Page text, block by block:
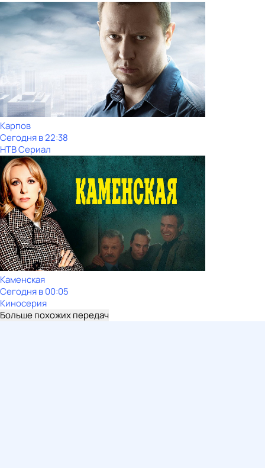
Карпов
Сегодня в 22:38
НТВ Сериал
Каменская
Сегодня в 00:05
Киносерия
Больше похожих передач